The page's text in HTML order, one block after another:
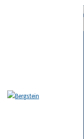
Skip to
PRACTICE